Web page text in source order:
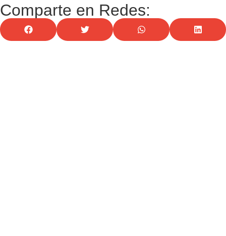
Comparte en Redes: